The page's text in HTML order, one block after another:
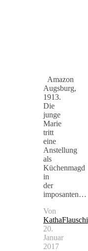
Amazon
Augsburg,
1913.
Die
junge
Marie
tritt
eine
Anstellung
als
Küchenmagd
in
der
imposanten…
Von
KathaFlauschi
20.
Januar
2017